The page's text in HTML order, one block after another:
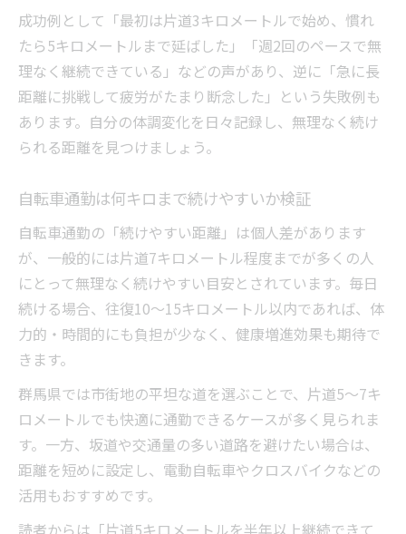
成功例として「最初は片道3キロメートルで始め、慣れ
たら5キロメートルまで延ばした」「週2回のペースで無
理なく継続できている」などの声があり、逆に「急に長
距離に挑戦して疲労がたまり断念した」という失敗例も
あります。自分の体調変化を日々記録し、無理なく続け
られる距離を見つけましょう。
自転車通勤は何キロまで続けやすいか検証
自転車通勤の「続けやすい距離」は個人差があります
が、一般的には片道7キロメートル程度までが多くの人
にとって無理なく続けやすい目安とされています。毎日
続ける場合、往復10～15キロメートル以内であれば、体
力的・時間的にも負担が少なく、健康増進効果も期待で
きます。
群馬県では市街地の平坦な道を選ぶことで、片道5～7キ
ロメートルでも快適に通勤できるケースが多く見られま
す。一方、坂道や交通量の多い道路を避けたい場合は、
距離を短めに設定し、電動自転車やクロスバイクなどの
活用もおすすめです。